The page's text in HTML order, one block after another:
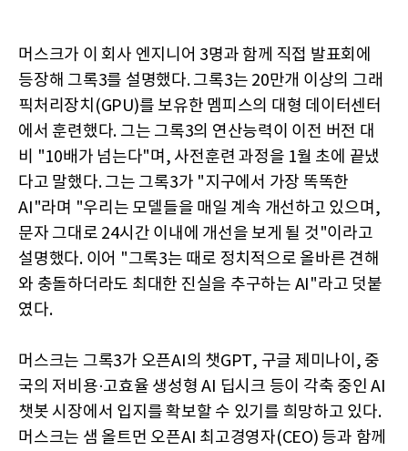
머스크가 이 회사 엔지니어 3명과 함께 직접 발표회에
등장해 그록3를 설명했다. 그록3는 20만개 이상의 그래
픽처리장치(GPU)를 보유한 멤피스의 대형 데이터센터
에서 훈련했다. 그는 그록3의 연산능력이 이전 버전 대
비 "10배가 넘는다"며, 사전훈련 과정을 1월 초에 끝냈
다고 말했다. 그는 그록3가 "지구에서 가장 똑똑한
AI"라며 "우리는 모델들을 매일 계속 개선하고 있으며,
문자 그대로 24시간 이내에 개선을 보게 될 것"이라고
설명했다. 이어 "그록3는 때로 정치적으로 올바른 견해
와 충돌하더라도 최대한 진실을 추구하는 AI"라고 덧붙
였다.
머스크는 그록3가 오픈AI의 챗GPT, 구글 제미나이, 중
국의 저비용·고효율 생성형 AI 딥시크 등이 각축 중인 AI
챗봇 시장에서 입지를 확보할 수 있기를 희망하고 있다.
머스크는 샘 올트먼 오픈AI 최고경영자(CEO) 등과 함께